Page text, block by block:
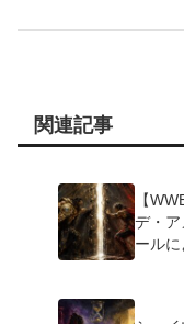
関連記事
【
デ・
ール